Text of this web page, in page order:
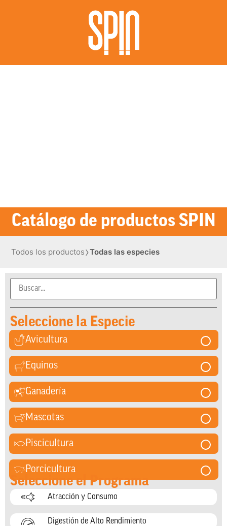
Catálogo de productos SPIN
Todos los productos›Todas las especies
Seleccione la Especie
Avicultura
Equinos
Ganadería
Mascotas
Piscicultura
Porcicultura
Seleccione el Programa
Atracción y Consumo
Digestión de Alto Rendimiento